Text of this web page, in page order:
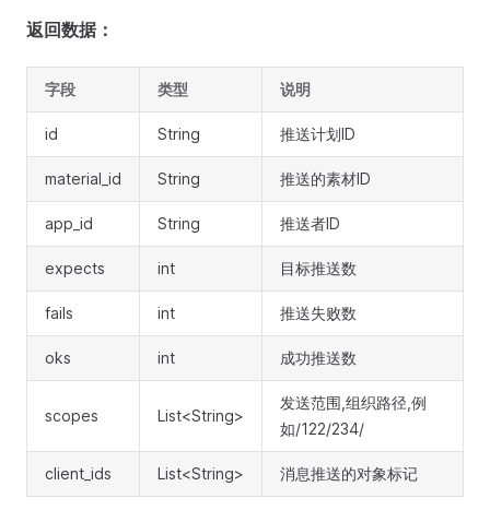
返回数据：
字段 类型 说明
id String 推送计划ID
material_id String 推送的素材ID
app_id String 推送者ID
expects int 目标推送数
fails int 推送失败数
oks int 成功推送数
scopes List<String>
发送范围,组织路径,例
如/122/234/
client_ids List<String> 消息推送的对象标记